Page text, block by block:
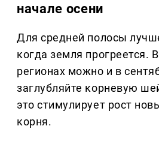
начале осени
Для средней полосы
когда земля прогреется.
регионах можно и в
заглубляйте корневую
это стимулирует рост
корня.